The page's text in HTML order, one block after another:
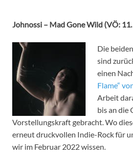
Johnossi – Mad Gone Wild (VÖ:
Die
sind
einen
Flame“
Arbeit
bis an die
Vorstellungskraft gebracht. Wo
erneut druckvollen Indie-Rock für
wir im Februar 2022 wissen.